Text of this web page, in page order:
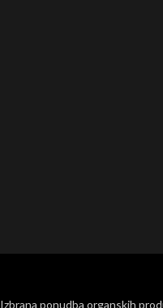
Izbrana ponudba organskih